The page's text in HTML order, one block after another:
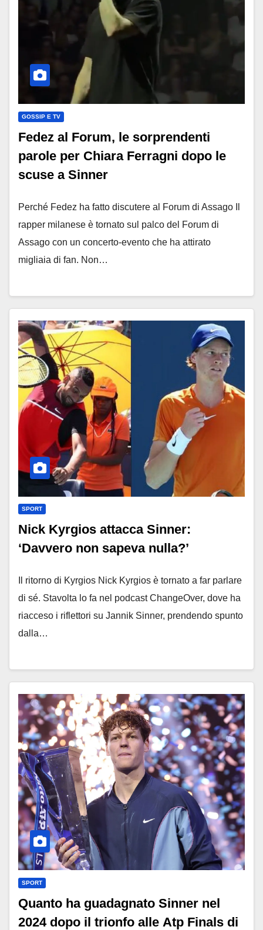
GOSSIP E TV
Fedez al Forum, le sorprendenti
parole per Chiara Ferragni dopo le
scuse a Sinner
Perché Fedez ha fatto discutere al Forum di Assago Il
rapper milanese è tornato sul palco del Forum di
Assago con un concerto-evento che ha attirato
migliaia di fan. Non…
SPORT
Nick Kyrgios attacca Sinner:
‘Davvero non sapeva nulla?’
Il ritorno di Kyrgios Nick Kyrgios è tornato a far parlare
di sé. Stavolta lo fa nel podcast ChangeOver, dove ha
riacceso i riflettori su Jannik Sinner, prendendo spunto
dalla…
SPORT
Quanto ha guadagnato Sinner nel
2024 dopo il trionfo alle Atp Finals di